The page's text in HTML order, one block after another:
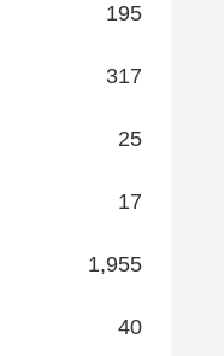
195
317
25
17
1,955
40